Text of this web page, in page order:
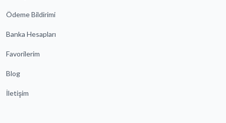
Ödeme Bildirimi
Banka Hesapları
Favorilerim
Blog
İletişim